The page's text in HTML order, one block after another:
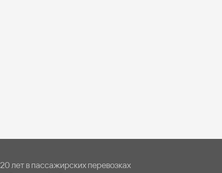
20 лет в пассажирских перевозках